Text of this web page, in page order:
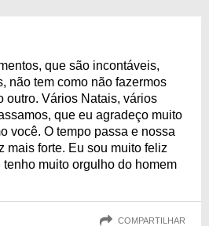
que são incontáveis,
não tem como não fazermos
outro. Vários Natais, vários
que eu agradeço muito
você. O tempo passa e nossa
mais forte. Eu sou muito feliz
muito orgulho do homem
COMPARTILHAR